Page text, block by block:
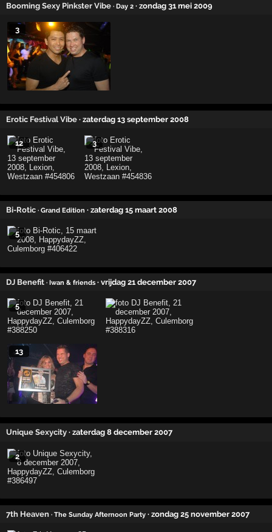
Booming Sexy Pinkster Vibe · Day 2 · zondag 31 mei 2009
3
Erotic Festival Vibe · zaterdag 13 september 2008
12 3
Bi-Rotic · Grand Edition · zaterdag 15 maart 2008
5
DJ Benefit · Iwan & friends · vrijdag 21 december 2007
5
13
Unique Sexycity · zaterdag 8 december 2007
2
7th Heaven · The Sunday Afternoon Party · zondag 25 november 2007